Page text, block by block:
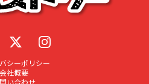
シーポリシー
会社概要